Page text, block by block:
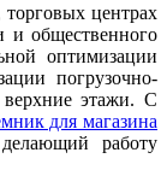
центрах
и общественного
оптимизации
погрузочно-
верхние этажи. С
для магазина
работу